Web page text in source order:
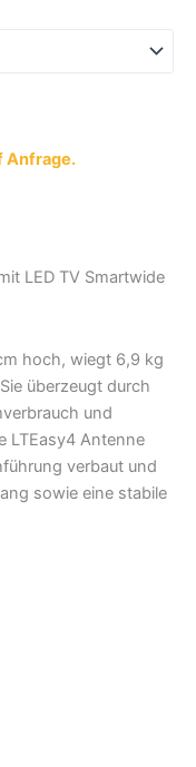
Anfrage.
LED TV Smartwide
hoch, wiegt 6,9 kg
überzeugt durch
und
LTEasy4 Antenne
verbaut und
sowie eine stabile